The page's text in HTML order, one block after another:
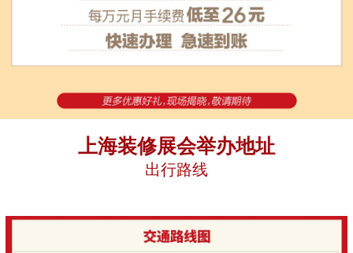
上海装修展会举办地址
出行路线